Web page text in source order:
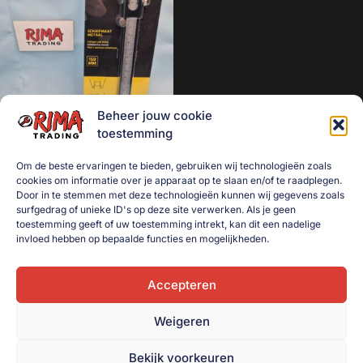
Beheer jouw cookie
toestemming
Om de beste ervaringen te bieden, gebruiken wij technologieën zoals
cookies om informatie over je apparaat op te slaan en/of te raadplegen.
Door in te stemmen met deze technologieën kunnen wij gegevens zoals
surfgedrag of unieke ID's op deze site verwerken. Als je geen
toestemming geeft of uw toestemming intrekt, kan dit een nadelige
invloed hebben op bepaalde functies en mogelijkheden.
Accepteren
Weigeren
Bekijk voorkeuren
Geen categorie
Mancave decoratie
Modelauto's
Aanhanger onderdelen
Afzetmateriaal
Automotive
Bakken
Bakken gebruikt
Dekselbakken
Dieren
Elektra
Schuifmaat metaal 150mm
Toevoegen aan
winkelwagen